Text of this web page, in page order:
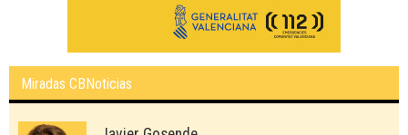
Miradas CBNoticias